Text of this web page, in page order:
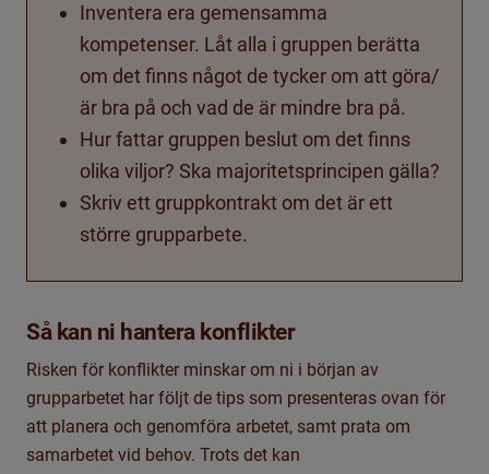
Inventera era gemensamma
kompetenser. Låt alla i gruppen berätta
om det finns något de tycker om att göra/
är bra på och vad de är mindre bra på.
Hur fattar gruppen beslut om det finns
olika viljor? Ska majoritetsprincipen gälla?
Skriv ett gruppkontrakt om det är ett
större grupparbete.
Så kan ni hantera konflikter
Risken för konflikter minskar om ni i början av
grupparbetet har följt de tips som presenteras ovan för
att planera och genomföra arbetet, samt prata om
samarbetet vid behov. Trots det kan